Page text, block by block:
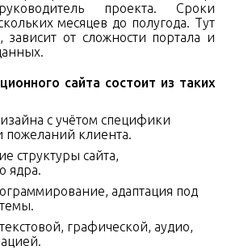
проекта. Сроки
месяцев до полугода. Тут
зависит от сложности портала и
сайта состоит из таких
с учётом специфики
пожеланий клиента.
структуры сайта,
ядра.
адаптация под
графической, аудио,